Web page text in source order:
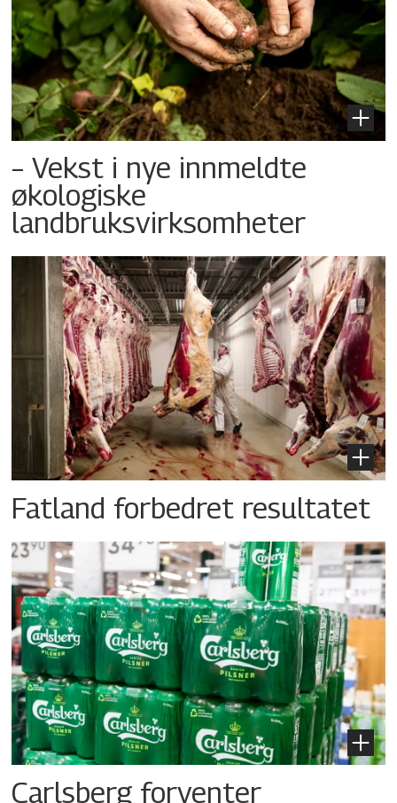
– Vekst i nye innmeldte
økologiske
landbruksvirksomheter
Fatland forbedret resultatet
Carlsberg forventer